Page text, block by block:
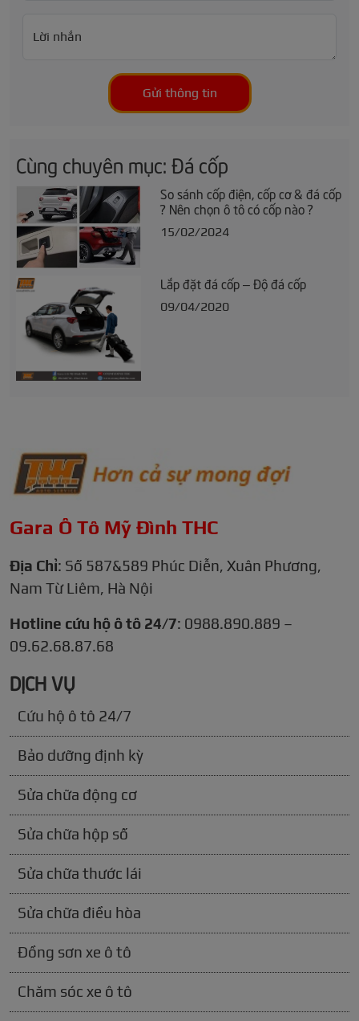
Lời nhắn
Gửi thông tin
Cùng chuyên mục: Đá cốp
So sánh cốp điện, cốp cơ & đá cốp
? Nên chọn ô tô có cốp nào ?
15/02/2024
Lắp đặt đá cốp – Độ đá cốp
09/04/2020
Gara Ô Tô Mỹ Đình THC
Địa Chỉ: Số 587&589 Phúc Diễn, Xuân Phương,
Nam Từ Liêm, Hà Nội
Hotline cứu hộ ô tô 24/7: 0988.890.889 –
09.62.68.87.68
DỊCH VỤ
Cứu hộ ô tô 24/7
Bảo dưỡng định kỳ
Sửa chữa động cơ
Sửa chữa hộp số
Sửa chữa thước lái
Sửa chữa điều hòa
Đồng sơn xe ô tô
Chăm sóc xe ô tô